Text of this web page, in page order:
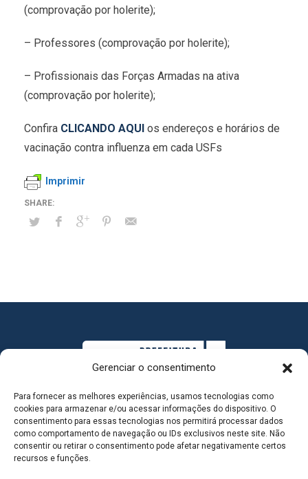
Gerenciar o consentimento
Para fornecer as melhores experiências, usamos tecnologias como
cookies para armazenar e/ou acessar informações do dispositivo. O
consentimento para essas tecnologias nos permitirá processar dados
como comportamento de navegação ou IDs exclusivos neste site. Não
consentir ou retirar o consentimento pode afetar negativamente certos
recursos e funções.
(comprovação por holerite);
– Professores (comprovação por holerite);
– Profissionais das Forças Armadas na ativa
(comprovação por holerite);
Confira CLICANDO AQUI os endereços e horários de
vacinação contra influenza em cada USFs
Imprimir
MAPA DO SITE